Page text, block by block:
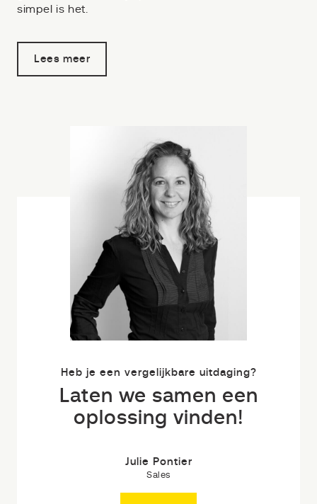
simpel is het.
Lees meer
Heb je een vergelijkbare uitdaging?
Laten we samen een
oplossing vinden!
Julie Pontier
Sales